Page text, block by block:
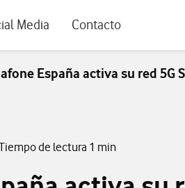
Media Contacto
España activa su red 5G
de lectura 1 min